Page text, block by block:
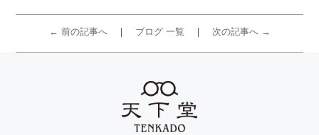
← 前の記事へ ブログ 一覧 次の記事へ →